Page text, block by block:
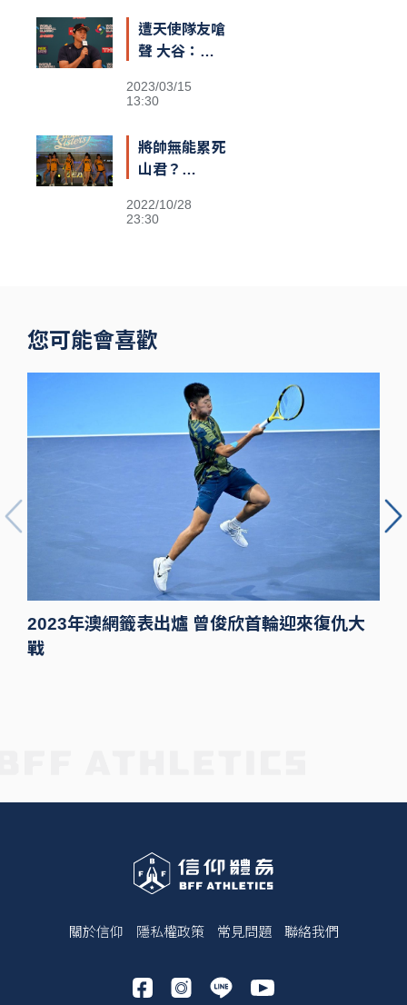
熱議
遭天使隊友嗆
聲 大谷：還
容
2023/03/15
13:30
將帥無能累死
山君？
Sisters高鐵
2022/10/28
23:30
您可能會喜歡
2023年澳網籤表出爐 曾俊欣首輪迎來復仇大
戰
關於信仰 隱私權政策 常見問題 聯絡我們